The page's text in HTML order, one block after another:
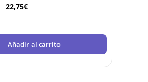
22,75€
Añadir al carrito